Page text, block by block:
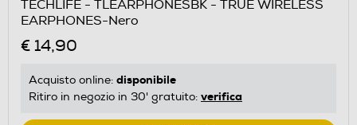
TECHLIFE - TLEARPHONESBK - TRUE WIRELESS
EARPHONES-Nero
€ 14,90
Acquisto online: disponibile
Ritiro in negozio in 30' gratuito: verifica